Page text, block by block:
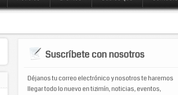
Suscríbete con nosotros
Déjanos tu correo electrónico y nosotros te haremos
llegar todo lo nuevo en tizimín, noticias, eventos,